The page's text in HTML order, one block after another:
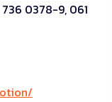
736 0378-9, 061